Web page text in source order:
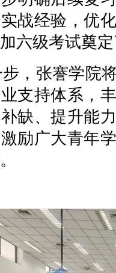
战经验，优
六级考试奠
张謇学院将
支持体系，
缺、提升能
励广大青年